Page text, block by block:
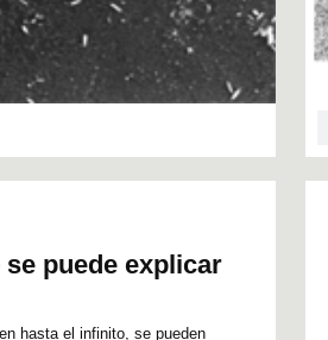
puede explicar
hasta el infinito, se pueden